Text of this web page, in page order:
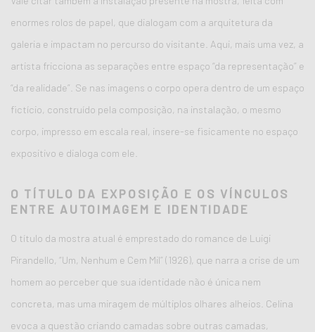
enormes rolos de papel, que dialogam com a arquitetura da
galeria e impactam no percurso do visitante. Aqui, mais uma vez, a
artista fricciona as separações entre espaço “da representação” e
“da realidade”. Se nas imagens o corpo opera dentro de um espaço
fictício, construído pela composição, na instalação, o mesmo
corpo, impresso em escala real, insere-se fisicamente no espaço
expositivo e dialoga com ele.
O TÍTULO DA EXPOSIÇÃO E OS VÍNCULOS
ENTRE AUTOIMAGEM E IDENTIDADE
O título da mostra atual é emprestado do romance de Luigi
Pirandello, “Um, Nenhum e Cem Mil” (1926), que narra a crise de um
homem ao perceber que sua identidade não é única nem
concreta, mas uma miragem de múltiplos olhares alheios. Celina
evoca a questão criando camadas sobre outras camadas,